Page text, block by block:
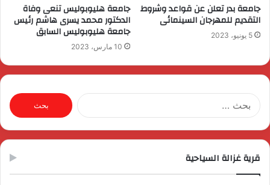
جامعة بدر تعلن عن قواعد وشروط
التقديم للمهرجان السينمائى
5 يونيو، 2023
جامعة هليوبوليس تنعى وفاة
الدكتور محمد يسرى هاشم رئيس
جامعة هليوبوليس السابق
10 مارس، 2023
البحث
عن:
قرية غزالة السياحية